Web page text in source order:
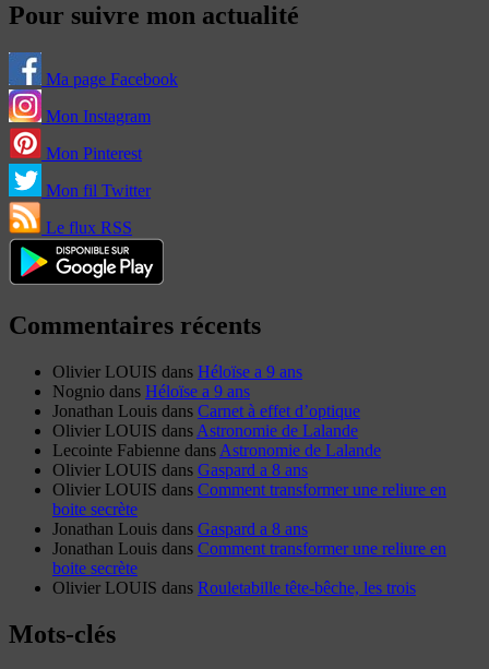
Pour suivre mon actualité
Ma page Facebook
Mon Instagram
Mon Pinterest
Mon fil Twitter
Le flux RSS
Commentaires récents
Olivier LOUIS dans Héloïse a 9 ans
Nognio dans Héloïse a 9 ans
Jonathan Louis dans Carnet à effet d’optique
Olivier LOUIS dans Astronomie de Lalande
Lecointe Fabienne dans Astronomie de Lalande
Olivier LOUIS dans Gaspard a 8 ans
Olivier LOUIS dans Comment transformer une reliure en
boite secrète
Jonathan Louis dans Gaspard a 8 ans
Jonathan Louis dans Comment transformer une reliure en
boite secrète
Olivier LOUIS dans Rouletabille tête-bêche, les trois
Mots-clés